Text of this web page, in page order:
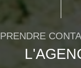
PRENDRE